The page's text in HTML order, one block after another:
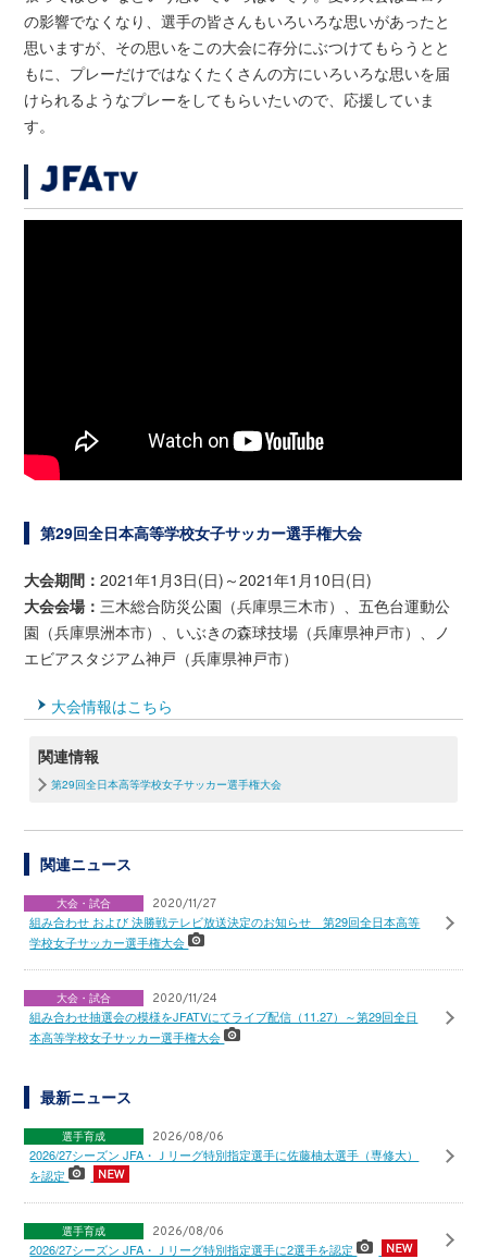
の影響でなくなり、選手の皆さんもいろいろな思いがあったと
思いますが、その思いをこの大会に存分にぶつけてもらうとと
もに、プレーだけではなくたくさんの方にいろいろな思いを届
けられるようなプレーをしてもらいたいので、応援していま
す。
第29回全日本高等学校女子サッカー選手権大会
大会期間：2021年1月3日(日)～2021年1月10日(日)
大会会場： 三木総合防災公園（兵庫県三木市）、五色台運動公
園（兵庫県洲本市）、いぶきの森球技場（兵庫県神戸市）、ノ
エビアスタジアム神戸（兵庫県神戸市）
大会情報はこちら
関連情報
第29回全日本高等学校女子サッカー選手権大会
関連ニュース
大会・試合 2020/11/27
組み合わせ および 決勝戦テレビ放送決定のお知らせ 第29回全日本高等
学校女子サッカー選手権大会
大会・試合 2020/11/24
組み合わせ抽選会の模様をJFATVにてライブ配信（11.27）～第29回全日
本高等学校女子サッカー選手権大会
最新ニュース
選手育成 2026/08/06
2026/27シーズン JFA・Ｊリーグ特別指定選手に佐藤柚太選手（専修大）
を認定
選手育成 2026/08/06
2026/27シーズン JFA・Ｊリーグ特別指定選手に2選手を認定